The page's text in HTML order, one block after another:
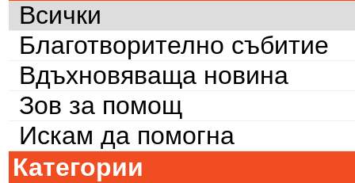
Всички
Благотворително събитие
Вдъхновяваща новина
Зов за помощ
Искам да помогна
Категории